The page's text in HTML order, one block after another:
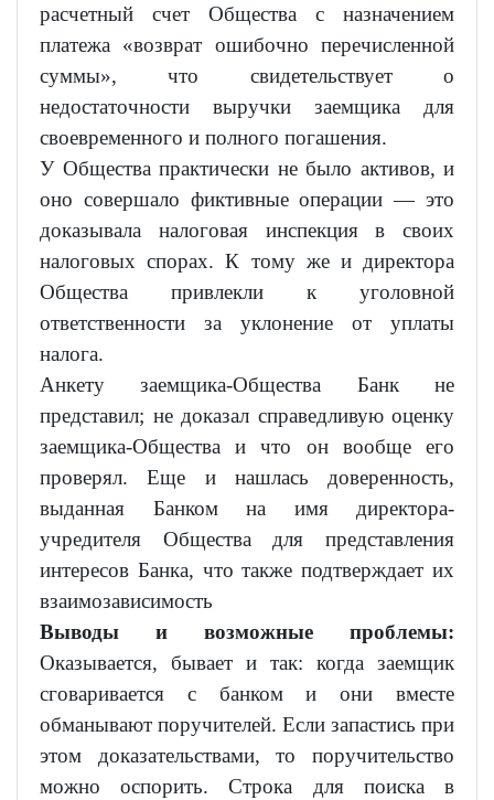
расчетный счет Общества с назначением
платежа «возврат ошибочно перечисленной
суммы», что свидетельствует о
недостаточности выручки заемщика для
своевременного и полного погашения.
У Общества практически не было активов, и
оно совершало фиктивные операции — это
доказывала налоговая инспекция в своих
налоговых спорах. К тому же и директора
Общества привлекли к уголовной
ответственности за уклонение от уплаты
налога.
Анкету заемщика-Общества Банк не
представил; не доказал справедливую оценку
заемщика-Общества и что он вообще его
проверял. Еще и нашлась доверенность,
выданная Банком на имя директора-
учредителя Общества для представления
интересов Банка, что также подтверждает их
взаимозависимость
Выводы и возможные проблемы:
Оказывается, бывает и так: когда заемщик
сговаривается с банком и они вместе
обманывают поручителей. Если запастись при
этом доказательствами, то поручительство
можно оспорить. Строка для поиска в